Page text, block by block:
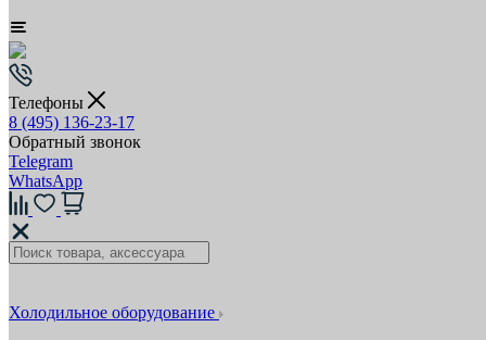
Телефоны
8 (495) 136-23-17
Обратный звонок
Telegram
WhatsApp
Холодильное оборудование